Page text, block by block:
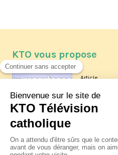
KTO vous propose
Article
Les
La visite
XIV à
jeudi 6